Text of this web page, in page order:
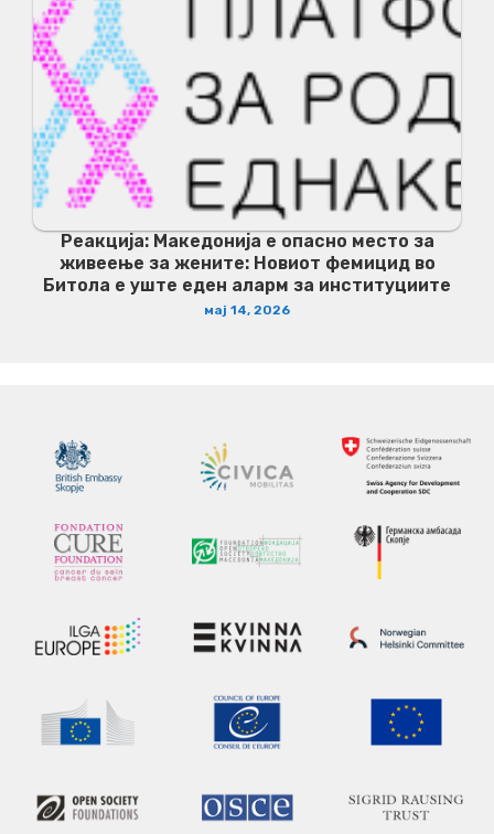
Реакција: Македонија е опасно место за
живеење за жените: Новиот фемицид во
Битола е уште еден аларм за институциите
мај 14, 2026